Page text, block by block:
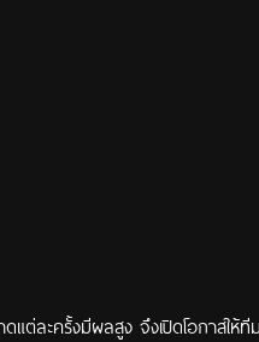
ละครั้งมีผลสูง จึงเปิดโอกาสให้